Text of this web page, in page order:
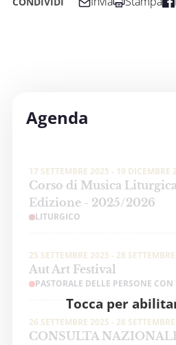
Agenda
Tocca per
17 SETTEMBRE 2025 - 19 DICEMBRE
Corso di Musica
Edizione - 2025/2026
LITURGICO
25 SETTEMBRE 2025 - 28
Aut Art Festival
PASTORALE DELLE PERSONE
26 SETTEMBRE 2025 - 28
CONSULTA